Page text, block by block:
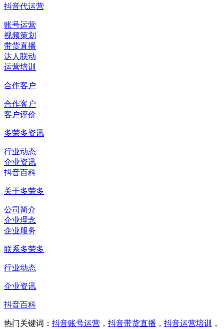
抖音代运营
账号运营
视频策划
带货直播
达人联动
运营培训
合作客户
合作客户
客户评价
多荣多资讯
行业动态
企业资讯
抖音百科
关于多荣多
公司简介
企业理念
企业服务
联系多荣多
行业动态
企业资讯
抖音百科
热门关键词： 抖音账号运营 ， 抖音带货直播 ， 抖音运营培训
，